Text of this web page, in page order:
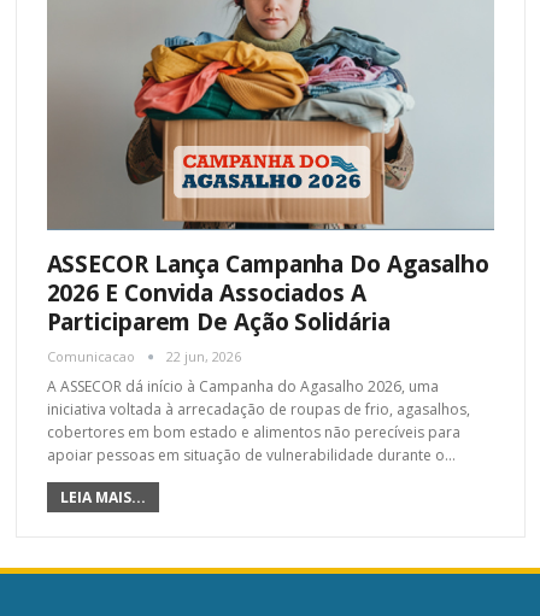
ASSECOR Lança Campanha Do Agasalho
2026 E Convida Associados A
Participarem De Ação Solidária
Comunicacao 22 jun, 2026
A ASSECOR dá início à Campanha do Agasalho 2026, uma
iniciativa voltada à arrecadação de roupas de frio, agasalhos,
cobertores em bom estado e alimentos não perecíveis para
apoiar pessoas em situação de vulnerabilidade durante o…
LEIA MAIS...